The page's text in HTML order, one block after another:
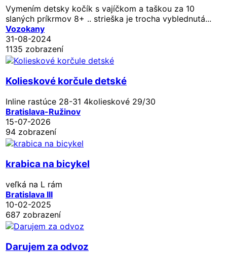
Vymením detsky kočík s vajíčkom a taškou za 10
slaných príkrmov 8+ .. strieška je trocha vyblednutá...
Vozokany
31-08-2024
1135 zobrazení
Kolieskové korčule detské
Inline rastúce 28-31 4kolieskové 29/30
Bratislava-Ružinov
15-07-2026
94 zobrazení
krabica na bicykel
veľká na L rám
Bratislava III
10-02-2025
687 zobrazení
Darujem za odvoz